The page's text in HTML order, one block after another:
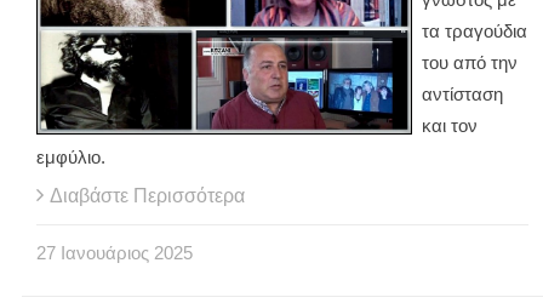
τα τραγούδια
του από την
αντίσταση
και τον
εμφύλιο.
Διαβάστε Περισσότερα
27 Ιανουάριος 2025